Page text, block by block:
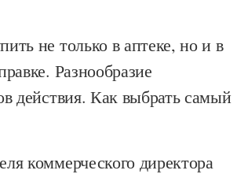
не только в аптеке, но и в
Разнообразие
действия. Как выбрать самый
коммерческого директора